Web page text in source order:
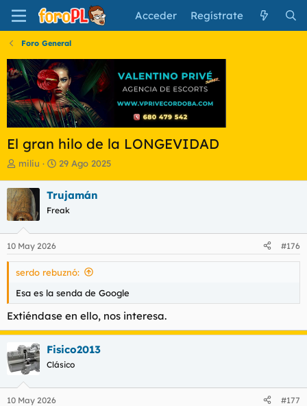
Acceder Regístrate
Foro General
El gran hilo de la LONGEVIDAD
I
i
c
i
a
d
o
r
d
l
t
e
m
a
miliu
F
h
a
e
n
i
i
29 Ago 2025
Trujamán
Freak
10 May 2026 #176
serdo rebuznó:
Esa es la senda de Google
Extiéndase en ello, nos interesa.
Fisico2013
Clásico
10 May 2026 #177